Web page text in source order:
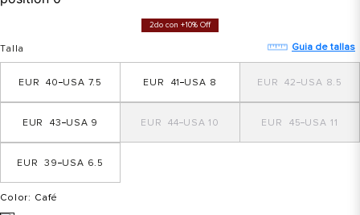
2do con +10% Off
Talla Guia de tallas
7.5
40 8
41 8.5
42
9
43 10
44 11
45
6.5
39
Color: Café